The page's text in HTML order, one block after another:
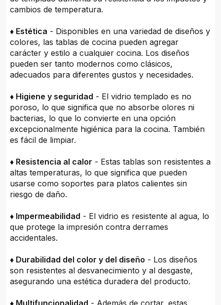
cambios de temperatura.
♦ Estética - Disponibles en una variedad de diseños y
colores, las tablas de cocina pueden agregar
carácter y estilo a cualquier cocina. Los diseños
pueden ser tanto modernos como clásicos,
adecuados para diferentes gustos y necesidades.
♦ Higiene y seguridad - El vidrio templado es no
poroso, lo que significa que no absorbe olores ni
bacterias, lo que lo convierte en una opción
excepcionalmente higiénica para la cocina. También
es fácil de limpiar.
♦ Resistencia al calor - Estas tablas son resistentes a
altas temperaturas, lo que significa que pueden
usarse como soportes para platos calientes sin
riesgo de daño.
♦ Impermeabilidad - El vidrio es resistente al agua, lo
que protege la impresión contra derrames
accidentales.
♦ Durabilidad del color y del diseño - Los diseños
son resistentes al desvanecimiento y al desgaste,
asegurando una estética duradera del producto.